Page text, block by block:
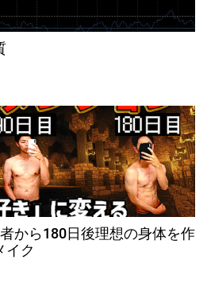
から180日後理想の身体を作
イク